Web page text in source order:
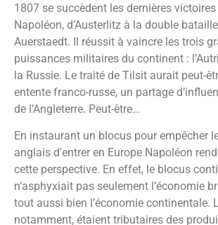
1807 se succèdent les dernières
Napoléon, d’Austerlitz à la double bataille
Auerstaedt. Il réussit à vaincre les trois
puissances militaires du continent :
la Russie. Le traité de Tilsit aurait peut-
entente franco-russe, un partage
de l’Angleterre. Peut-être…
En instaurant un blocus pour empêcher
anglais d’entrer en Europe Napoléon
cette perspective. En effet, le blocus
n’asphyxiait pas seulement l’économie
tout aussi bien l’économie continentale.
notamment, étaient tributaires des